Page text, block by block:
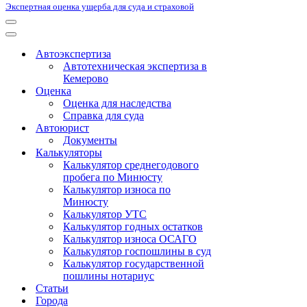
Экспертная оценка ущерба для суда и страховой
Меню
навигации
Меню
навигацииАвтоэкспертиза
Автотехническая экспертиза в
Кемерово
Оценка
Оценка для наследства
Справка для суда
Автоюрист
Документы
Калькуляторы
Калькулятор среднегодового
пробега по Минюсту
Калькулятор износа по
Минюсту
Калькулятор УТС
Калькулятор годных остатков
Калькулятор износа ОСАГО
Калькулятор госпошлины в суд
Калькулятор государственной
пошлины нотариус
Статьи
Города